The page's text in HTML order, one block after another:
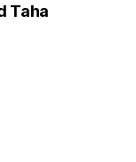
Taha